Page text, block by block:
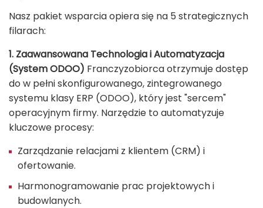
Nasz pakiet wsparcia opiera się na 5 strategicznych
filarach:
1. Zaawansowana Technologia i Automatyzacja
(System ODOO) Franczyzobiorca otrzymuje dostęp
do w pełni skonfigurowanego, zintegrowanego
systemu klasy ERP (ODOO), który jest "sercem"
operacyjnym firmy. Narzędzie to automatyzuje
kluczowe procesy:
Zarządzanie relacjami z klientem (CRM) i
ofertowanie.
Harmonogramowanie prac projektowych i
budowlanych.